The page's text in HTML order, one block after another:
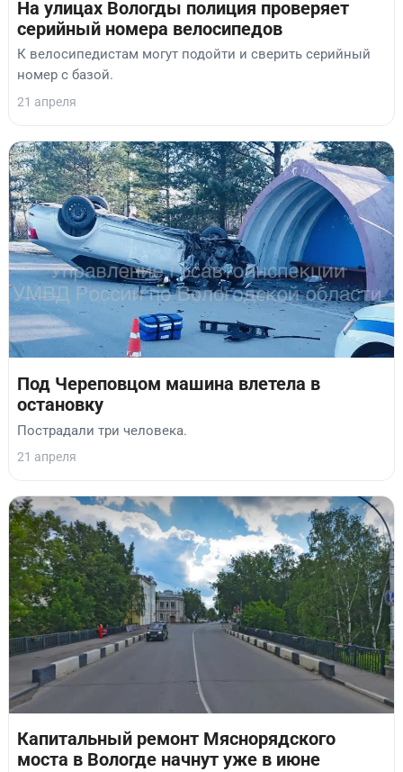
На улицах Вологды полиция проверяет
серийный номера велосипедов
К велосипедистам могут подойти и сверить серийный
номер с базой.
21 апреля
Под Череповцом машина влетела в
остановку
Пострадали три человека.
21 апреля
Капитальный ремонт Мяснорядского
моста в Вологде начнут уже в июне